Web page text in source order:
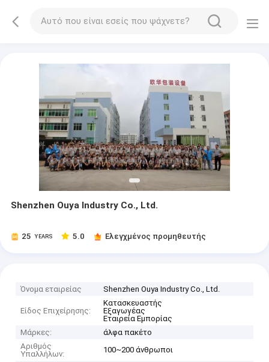
Shenzhen Ouya Industry Co., Ltd.
25 YEARS 5.0 Ελεγχμένος προμηθευτής
Όνομα εταιρείας Shenzhen Ouya Industry Co., Ltd.
Είδος Επιχείρησης:
Κατασκευαστής
Εξαγωγέας
Εταιρεία Εμπορίας
Μάρκες:
άλφα πακέτο
Αριθμός
Υπαλλήλων:
100~200 άνθρωποι